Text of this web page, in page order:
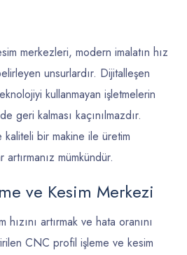
merkezleri, modern imalatın hız
unsurlardır. Dijitalleşen
kullanmayan işletmelerin
geri kalması kaçınılmazdır.
bir makine ile üretim
mümkündür.
ve Kesim Merkezi
artırmak ve hata oranını
CNC profil işleme ve kesim